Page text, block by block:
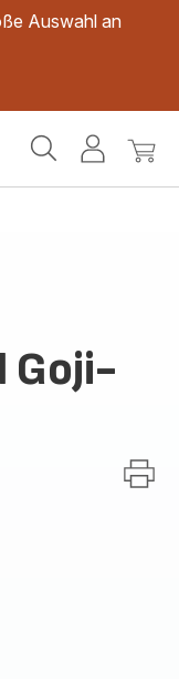
Auswahl an
Mein
Mein
Goji-